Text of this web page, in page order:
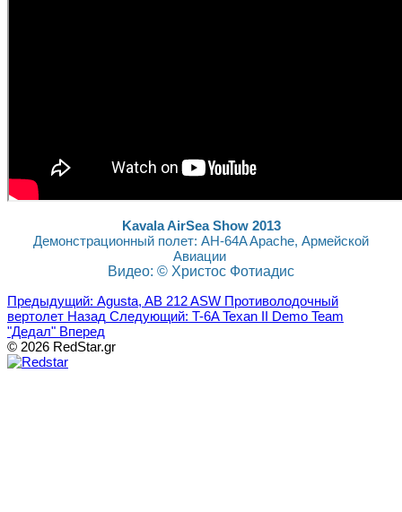
Kavala AirSea Show 2013
Демонстрационный полет: AH-64A Apache, Армейской
Авиации
Видео: © Христос Фотиадис
Предыдущий: Agusta, AB 212 ASW Противолодочный
вертолет Назад Следующий: T-6A Texan II Demo Team
"Дедал" Вперед
© 2026 RedStar.gr